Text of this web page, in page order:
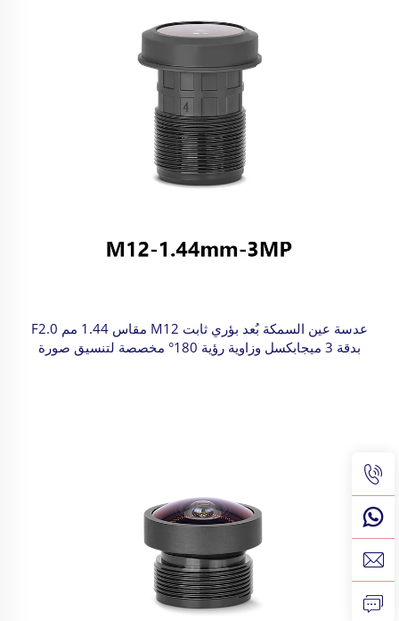
عدسة عين السمكة بُعد بؤري ثابت M12 مقاس 1.44 مم F2.0
بدقة 3 ميجابكسل وزاوية رؤية 180° مخصصة لتنسيق صورة